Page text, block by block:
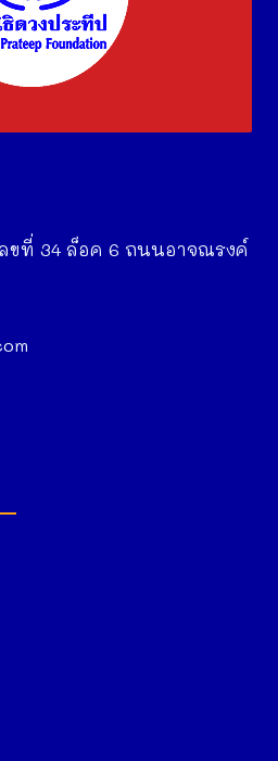
ขที่ 34 ล็อค 6 ถนนอาจณรงค์